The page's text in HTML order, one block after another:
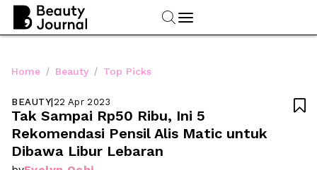
Home / Beauty / Top Picks
BEAUTY|22 Apr 2023
Tak Sampai Rp50 Ribu, Ini 5
Rekomendasi Pensil Alis Matic untuk
Dibawa Libur Lebaran
